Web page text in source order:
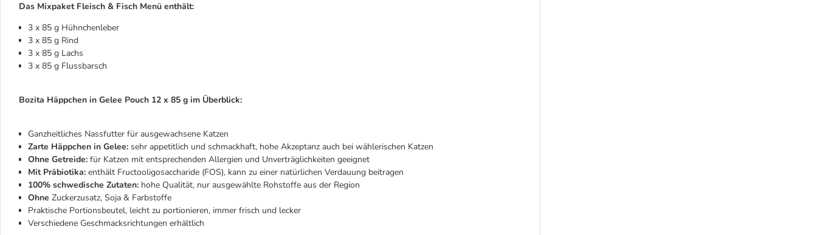
Das Mixpaket Fleisch & Fisch Menü enthält:
3 x 85 g Hühnchenleber
3 x 85 g Rind
3 x 85 g Lachs
3 x 85 g Flussbarsch
Bozita Häppchen in Gelee Pouch 12 x 85 g im Überblick:
Ganzheitliches Nassfutter für ausgewachsene Katzen
Zarte Häppchen in Gelee: sehr appetitlich und schmackhaft, hohe Akzeptanz auch bei wählerischen Katzen
Ohne Getreide: für Katzen mit entsprechenden Allergien und Unverträglichkeiten geeignet
Mit Präbiotika: enthält Fructooligosaccharide (FOS), kann zu einer natürlichen Verdauung beitragen
100% schwedische Zutaten: hohe Qualität, nur ausgewählte Rohstoffe aus der Region
Ohne Zuckerzusatz, Soja & Farbstoffe
Praktische Portionsbeutel, leicht zu portionieren, immer frisch und lecker
Verschiedene Geschmacksrichtungen erhältlich